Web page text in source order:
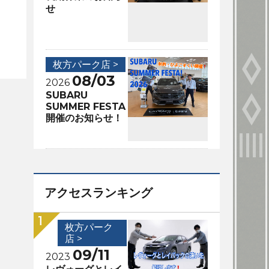
せ
枚方パーク店 >
2026 08/03
SUBARU
SUMMER FESTA
開催のお知らせ！
アクセスランキング
枚方パーク
店 >
2023 09/11